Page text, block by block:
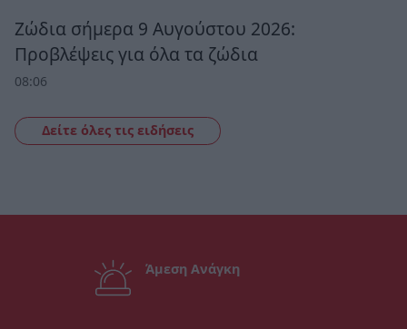
Ζώδια σήμερα 9 Αυγούστου 2026:
Προβλέψεις για όλα τα ζώδια
08:06
Δείτε όλες τις ειδήσεις
Άμεση Ανάγκη